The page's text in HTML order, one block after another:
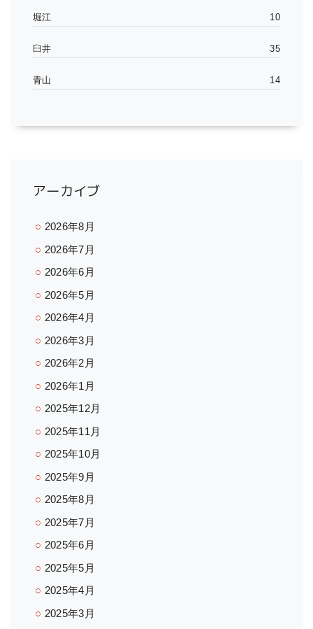
堀江 10
臼井 35
青山 14
アーカイブ
2026年8月
2026年7月
2026年6月
2026年5月
2026年4月
2026年3月
2026年2月
2026年1月
2025年12月
2025年11月
2025年10月
2025年9月
2025年8月
2025年7月
2025年6月
2025年5月
2025年4月
2025年3月